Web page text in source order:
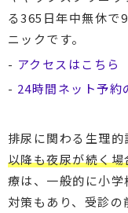
る365日年中無休で
ニックです。
- アクセスはこちら
- 24時間ネット予約
排尿に関わる生理的
以降も夜尿が続く場
療は、一般的に小
対策もあり、受診